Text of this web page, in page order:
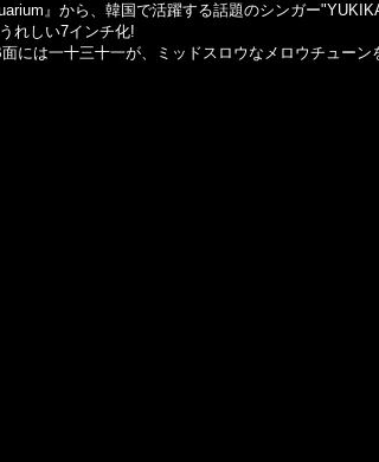
』から、韓国で活躍する話題のシンガー
れしい7インチ化!
面には一十三十一が、ミッドスロウなメロウチューン